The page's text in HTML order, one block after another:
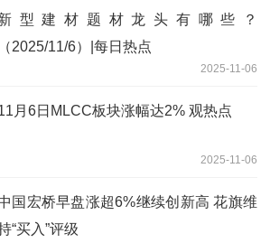
型建材题材龙头有哪些？
（2025/11/6）|每日热点
2025-11-06
月6日MLCC板块涨幅达2% 观热点
2025-11-06
国宏桥早盘涨超6%继续创新高 花旗维
“买入”评级